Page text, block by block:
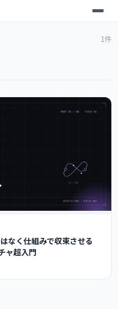
1件
なく仕組みで収束させる
ャ超入門